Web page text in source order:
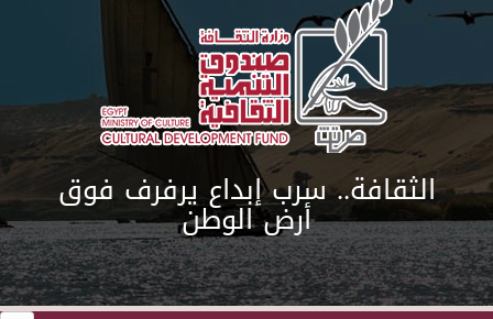
الثقافة.. سرب إبداع يرفرف فوق
أرض الوطن